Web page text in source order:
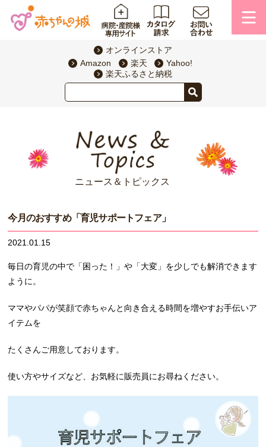
オンラインストア
Amazon
楽天
Yahoo!
楽天ふるさと納税
ニュース＆トピックス
今月のおすすめ「育児サポートフェア」
2021.01.15
毎日の育児の中で「困った！」や「大変」を少しでも解消できます
ように。
ママやパパが笑顔で赤ちゃんと向き合える時間を増やすお手伝いア
イテムを
たくさんご用意しております。
使い方やサイズなど、お気軽に販売員にお尋ねください。